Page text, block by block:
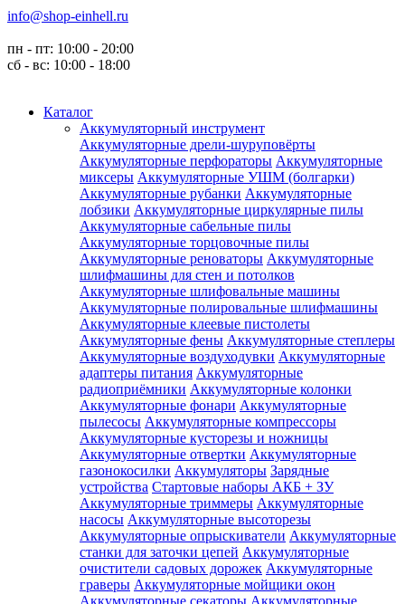
info@shop-einhell.ru
пн - пт: 10:00 - 20:00
сб - вс: 10:00 - 18:00
Каталог
Аккумуляторный инструмент
Аккумуляторные дрели-шуруповёрты
Аккумуляторные перфораторы Аккумуляторные
миксеры Аккумуляторные УШМ (болгарки)
Аккумуляторные рубанки Аккумуляторные
лобзики Аккумуляторные циркулярные пилы
Аккумуляторные сабельные пилы
Аккумуляторные торцовочные пилы
Аккумуляторные реноваторы Аккумуляторные
шлифмашины для стен и потолков
Аккумуляторные шлифовальные машины
Аккумуляторные полировальные шлифмашины
Аккумуляторные клеевые пистолеты
Аккумуляторные фены Аккумуляторные степлеры
Аккумуляторные воздуходувки Аккумуляторные
адаптеры питания Аккумуляторные
радиоприёмники Аккумуляторные колонки
Аккумуляторные фонари Аккумуляторные
пылесосы Аккумуляторные компрессоры
Аккумуляторные кусторезы и ножницы
Аккумуляторные отвертки Аккумуляторные
газонокосилки Аккумуляторы Зарядные
устройства Стартовые наборы АКБ + ЗУ
Аккумуляторные триммеры Аккумуляторные
насосы Аккумуляторные высоторезы
Аккумуляторные опрыскиватели Аккумуляторные
станки для заточки цепей Аккумуляторные
очистители садовых дорожек Аккумуляторные
граверы Аккумуляторные мойщики окон
Аккумуляторные секаторы Аккумуляторные